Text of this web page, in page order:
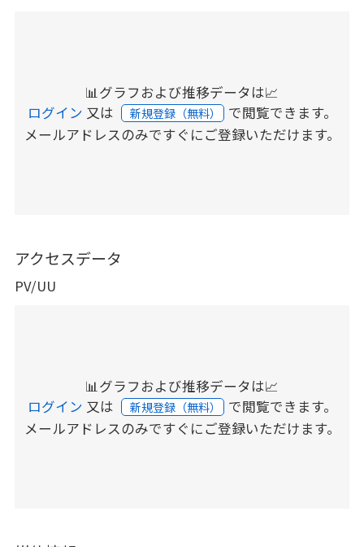
📊グラフおよび推移データは📈
ログイン 又は 新規登録（無料） で閲覧できます。
メールアドレスのみですぐにご登録いただけます。
アクセスデータ
PV/UU
📊グラフおよび推移データは📈
ログイン 又は 新規登録（無料） で閲覧できます。
メールアドレスのみですぐにご登録いただけます。